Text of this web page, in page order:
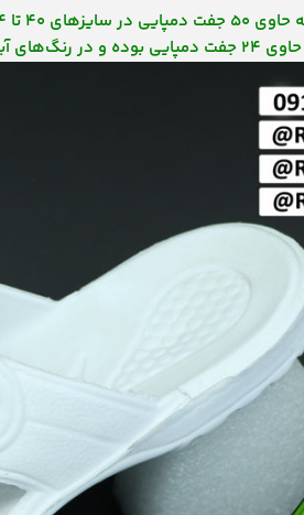
۴۰ تا ۴۴ است.
موجود است.